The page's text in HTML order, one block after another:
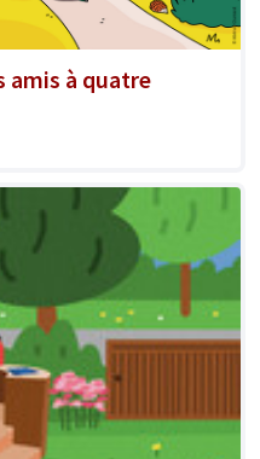
amis à quatre